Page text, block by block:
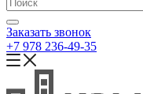
Заказать звонок
+7 978 236-49-35